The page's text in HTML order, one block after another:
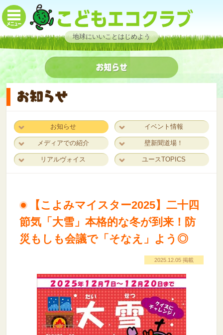
地球にいいことはじめよう
お知らせ イベント情報
メディアでの紹介 壁新聞道場！
リアルヴォイス ユースTOPICS
【こよみマイスター2025】二十四
節気「大雪」本格的な冬が到来！防
災もしも会議で「そなえ」よう◎
2025.12.05 掲載